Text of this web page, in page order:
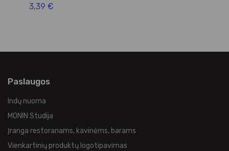
3,39 €
Paslaugos
Indų nuoma
MONIN Studija
Įranga restoranams, kavinėms, barams
Vienkartinių produktų logotipavimas